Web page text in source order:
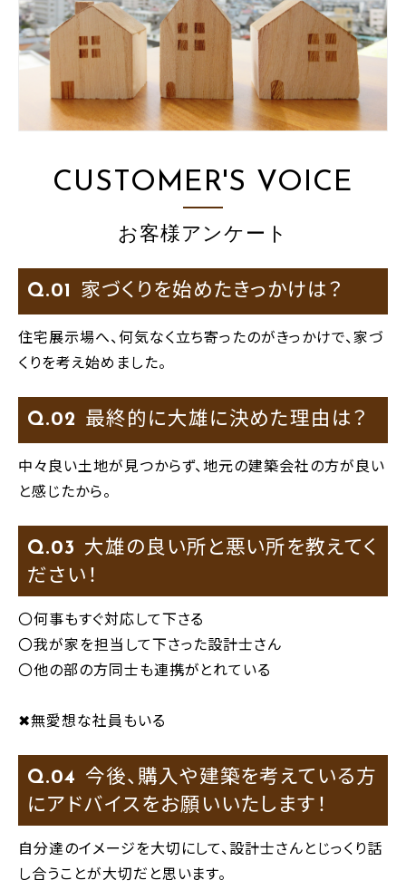
CUSTOMER'S VOICE
お客様アンケート
Q. 家づくりを始めたきっかけは？
住宅展示場へ、何気なく立ち寄ったのがきっかけで、家づ
くりを考え始めました。
Q. 最終的に大雄に決めた理由は？
中々良い土地が見つからず、地元の建築会社の方が良い
と感じたから。
Q.
大雄の良い所と悪い所を教えてく
ださい！
〇何事もすぐ対応して下さる
〇我が家を担当して下さった設計士さん
〇他の部の方同士も連携がとれている
✖無愛想な社員もいる
Q.
今後、購入や建築を考えている方
にアドバイスをお願いいたします！
自分達のイメージを大切にして、設計士さんとじっくり話
し合うことが大切だと思います。